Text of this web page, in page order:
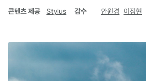
콘텐츠 제공 Stylus 감수 안원경 이정현